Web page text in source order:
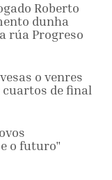
Roberto
dunha
rúa Progreso
o venres
cuartos de final
o futuro"